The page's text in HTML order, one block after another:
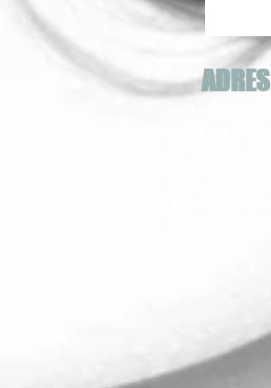
ADRES